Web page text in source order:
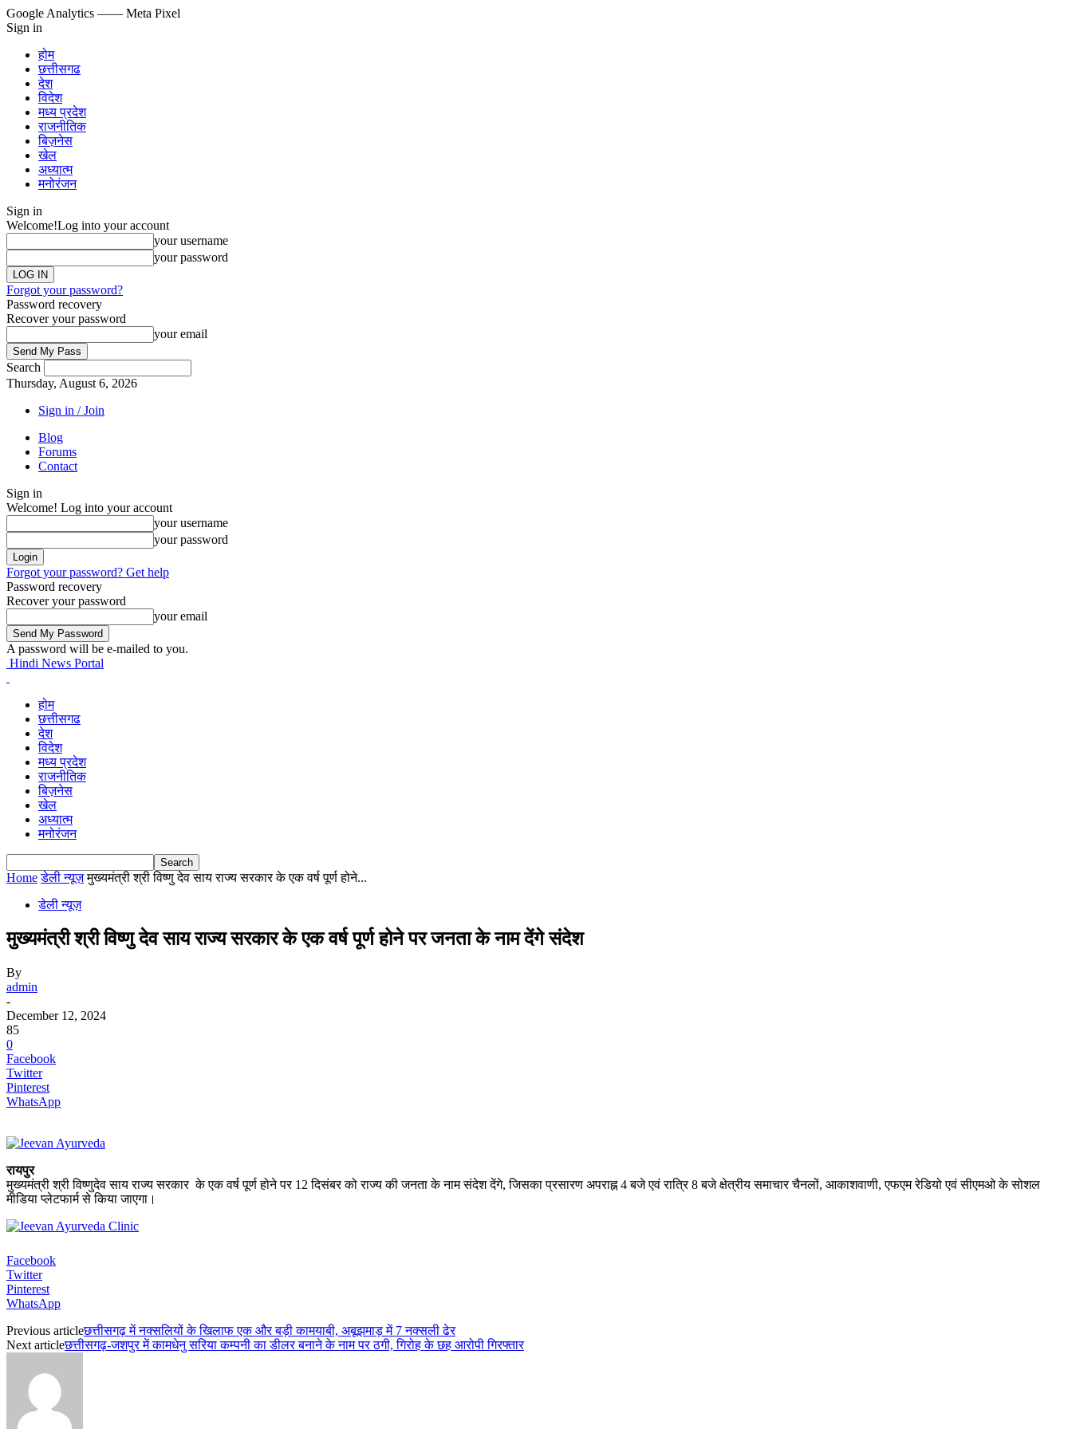
Google Analytics —— Meta Pixel
Sign in
होम
छत्तीसगढ
देश
विदेश
मध्य प्रदेश
राजनीतिक
बिज़नेस
खेल
अध्यात्म
मनोरंजन
Sign in
Welcome!Log into your account
your username
your password
Forgot your password?
Password recovery
Recover your password
your email
Search
Thursday, August 6, 2026
Sign in / Join
Blog
Forums
Contact
Sign in
Welcome! Log into your account
your username
your password
Forgot your password? Get help
Password recovery
Recover your password
your email
A password will be e-mailed to you.
Hindi News Portal
होम
छत्तीसगढ
देश
विदेश
मध्य प्रदेश
राजनीतिक
बिज़नेस
खेल
अध्यात्म
मनोरंजन
Home डेली न्यूज़ मुख्यमंत्री श्री विष्णु देव साय राज्य सरकार के एक वर्ष पूर्ण होने...
डेली न्यूज़
मुख्यमंत्री श्री विष्णु देव साय राज्य सरकार के एक वर्ष पूर्ण होने पर जनता के नाम देंगे संदेश
By
admin
-
December 12, 2024
85
0
Facebook
Twitter
Pinterest
WhatsApp
रायपुर
मुख्यमंत्री श्री विष्णुदेव साय राज्य सरकार के एक वर्ष पूर्ण होने पर 12 दिसंबर को राज्य की जनता के नाम संदेश देंगे, जिसका प्रसारण अपराह्न 4 बजे एवं रात्रि 8 बजे क्षेत्रीय समाचार चैनलों, आकाशवाणी, एफएम रेडियो एवं सीएमओ के सोशल
मीडिया प्लेटफार्म से किया जाएगा।
Facebook
Twitter
Pinterest
WhatsApp
Previous articleछत्तीसगढ़ में नक्सलियों के खिलाफ एक और बड़ी कामयाबी, अबूझमाड़ में 7 नक्सली ढेर
Next articleछत्तीसगढ़-जशपुर में कामधेनु सरिया कम्पनी का डीलर बनाने के नाम पर ठगी, गिरोह के छह आरोपी गिरफ्तार